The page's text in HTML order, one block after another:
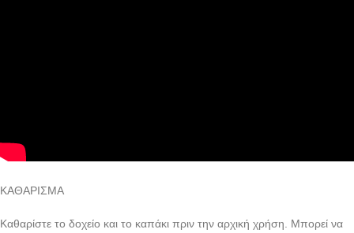
ΚΑΘΑΡΙΣΜΑ
Καθαρίστε το δοχείο και το καπάκι πριν την αρχική χρήση. Μπορεί να